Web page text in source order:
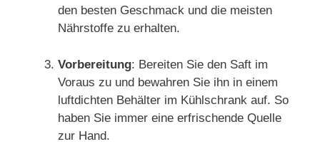
den besten Geschmack und die meisten
Nährstoffe zu erhalten.
Vorbereitung: Bereiten Sie den Saft im
Voraus zu und bewahren Sie ihn in einem
luftdichten Behälter im Kühlschrank auf. So
haben Sie immer eine erfrischende Quelle
zur Hand.